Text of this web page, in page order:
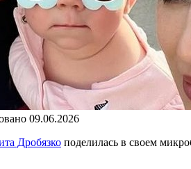
09.06.2026
Дробязко поделилась в своем